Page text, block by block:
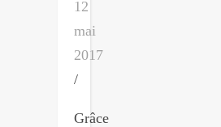
12
mai
2017
/
Grâce